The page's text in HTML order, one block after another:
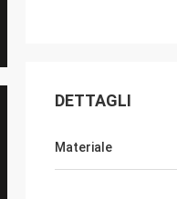
DETTAGLI
Materiale